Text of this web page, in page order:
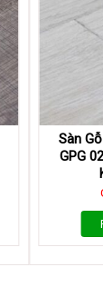
Sàn
GPG